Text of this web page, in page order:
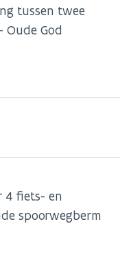
tussen twee
Oude God
4 fiets- en
spoorwegberm